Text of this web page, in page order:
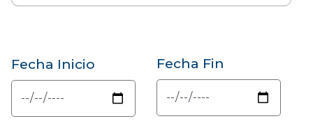
Fecha Inicio Fecha Fin